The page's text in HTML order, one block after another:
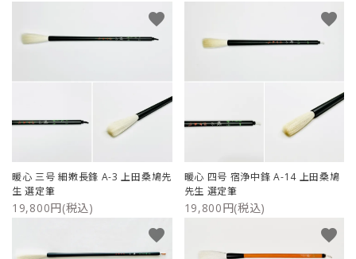
暖心 三号 細嫩長鋒 A-3 上田桑鳩先
生 選定筆
19,800円(税込)
favorite
暖心 四号 宿浄中鋒 A-14 上田桑鳩
先生 選定筆
19,800円(税込)
favorite
favorite favorite